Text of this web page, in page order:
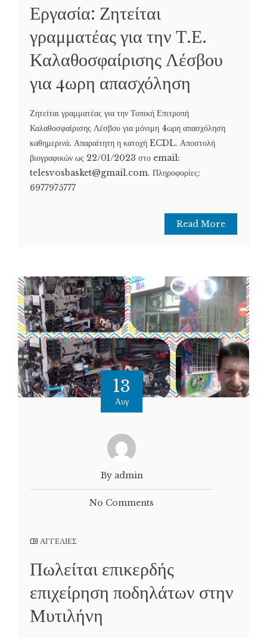
Εργασία: Ζητείται
γραμματέας για την Τ.Ε.
Καλαθοσφαίρισης Λέσβου
για 4ωρη απασχόληση
Ζητείται γραμματέας για την Τοπική Επιτροπή
Καλαθοσφαίρισης Λέσβου για μόνιμη 4ωρη απασχόληση
καθημερινά. Απαραίτητη η κατοχή ECDL. Αποστολή
βιογραφικών ως 22/01/2023 στο email:
telesvosbasket@gmail.com. Πληροφορίες:
6977975777
Read More
13
Αυγ
By admin
No Comments
ΑΓΓΕΛΙΕΣ
Πωλείται επικερδής
επιχείρηση ποδηλάτων στην
Μυτιλήνη